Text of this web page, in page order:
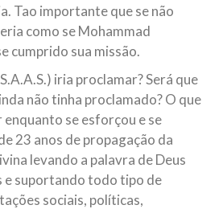
Brasil recebe o ex-
Exteriores da
03 de Abril, o Centro Islâmico no
em São Paulo, o ex-ministro das
República Islâmica do Irã, Sr. Kamal
se visitando
Tao importante que se não
como se Mohammad
cumprido sua missão.
iria proclamar? Será que
não tinha proclamado? O que
se esforçou e se
23 anos de propagação da
levando a palavra de Deus
e suportando todo tipo de
sociais, políticas,